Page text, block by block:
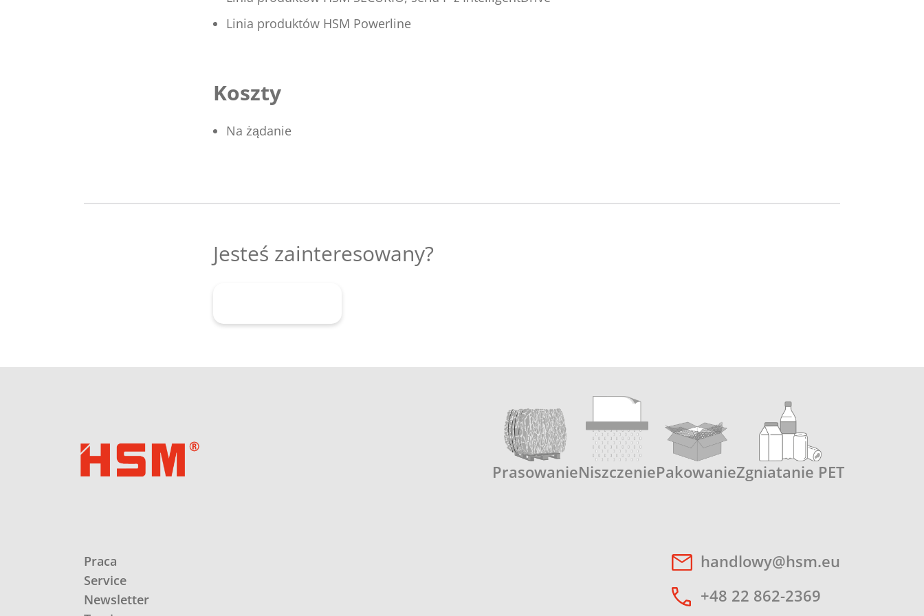
Linia produktów HSM Powerline
Koszty
Na żądanie
Jesteś zainteresowany?
PrasowanieNiszczeniePakowanieZgniatanie PET
Praca
Service
Newsletter
handlowy@hsm.eu
+48 22 862-2369